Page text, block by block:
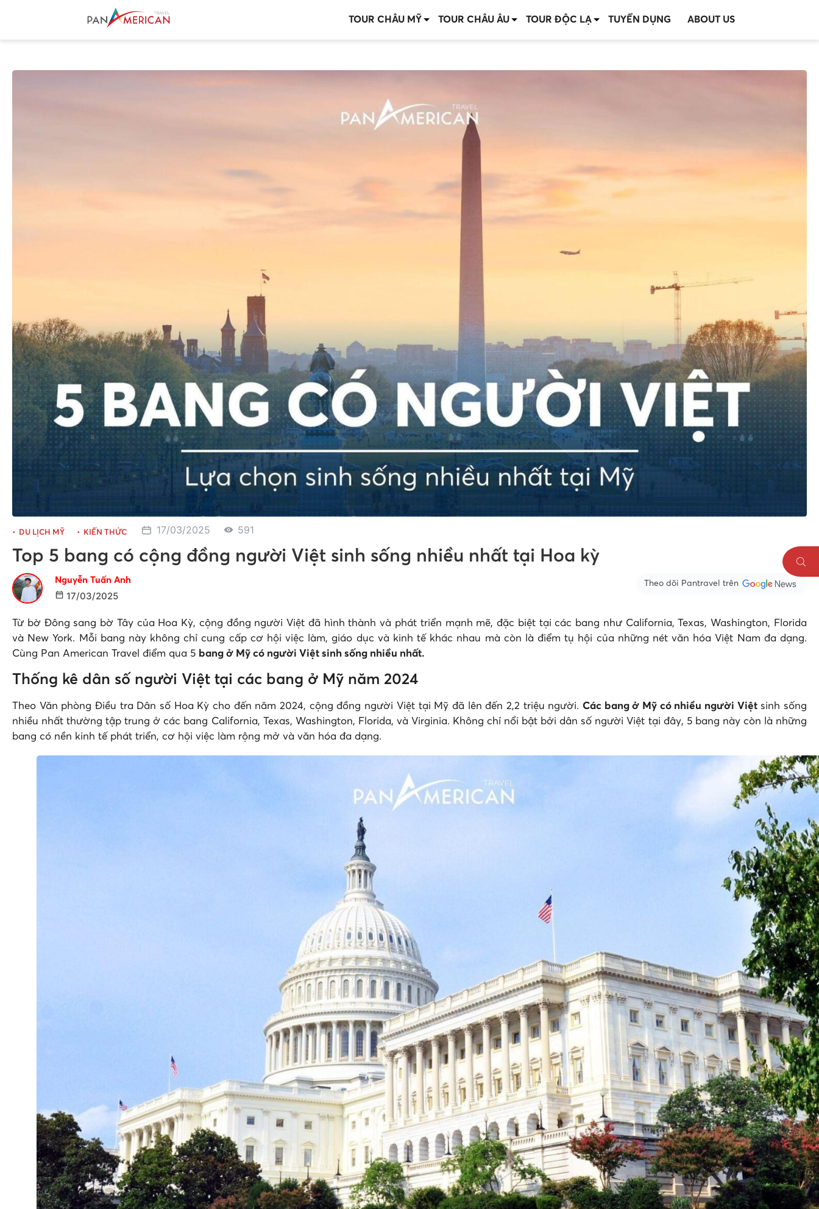
TOUR CHÂU MỸ TOUR CHÂU ÂU TOUR ĐỘC LẠ TUYỂN DỤNG ABOUT US
DU LỊCH MỸ KIẾN THỨC 17/03/2025 591
Top 5 bang có cộng đồng người Việt sinh sống nhiều nhất tại Hoa kỳ
Nguyễn Tuấn Anh
17/03/2025
Theo dõi Pantravel trên
Từ bờ Đông sang bờ Tây của Hoa Kỳ, cộng đồng người Việt đã hình thành và phát triển mạnh mẽ, đặc biệt tại các bang như California, Texas, Washington, Florida
và New York. Mỗi bang này không chỉ cung cấp cơ hội việc làm, giáo dục và kinh tế khác nhau mà còn là điểm tụ hội của những nét văn hóa Việt Nam đa dạng.
Cùng Pan American Travel điểm qua 5 bang ở Mỹ có người Việt sinh sống nhiều nhất.
Thống kê dân số người Việt tại các bang ở Mỹ năm 2024
Theo Văn phòng Điều tra Dân số Hoa Kỳ cho đến năm 2024, cộng đồng người Việt tại Mỹ đã lên đến 2,2 triệu người. Các bang ở Mỹ có nhiều người Việtsinh sống
nhiều nhất thường tập trung ở các bang California, Texas, Washington, Florida, và Virginia. Không chỉ nổi bật bởi dân số người Việt tại đây, 5 bang này còn là những
bang có nền kinh tế phát triển, cơ hội việc làm rộng mở và văn hóa đa dạng.